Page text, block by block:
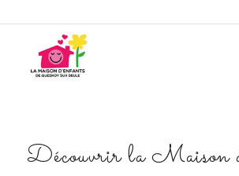
Découvrir la Maison